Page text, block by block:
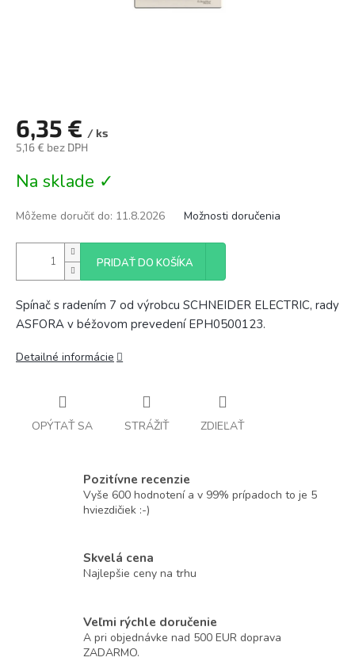
6,35 € / ks
5,16 € bez DPH
cena:
Na sklade ✓
Môžeme doručiť do: 11.8.2026 Možnosti doručenia
PRIDAŤ DO KOŠÍKA
Spínač s radením 7 od výrobcu SCHNEIDER ELECTRIC, rady
ASFORA v béžovom prevedení EPH0500123.
Detailné informácie
OPÝTAŤ SA STRÁŽIŤ ZDIEĽAŤ
Pozitívne recenzie
Vyše 600 hodnotení a v 99% prípadoch to je 5
hviezdičiek :-)
Skvelá cena
Najlepšie ceny na trhu
Veľmi rýchle doručenie
A pri objednávke nad 500 EUR doprava
ZADARMO.